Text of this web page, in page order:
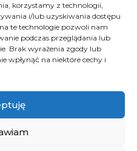
korzystamy z technologii,
i/lub uzyskiwania dostępu
te technologie pozwoli nam
podczas przeglądania lub
Brak wyrażenia zgody lub
wpłynąć na niektóre cechy i
Opolskiego